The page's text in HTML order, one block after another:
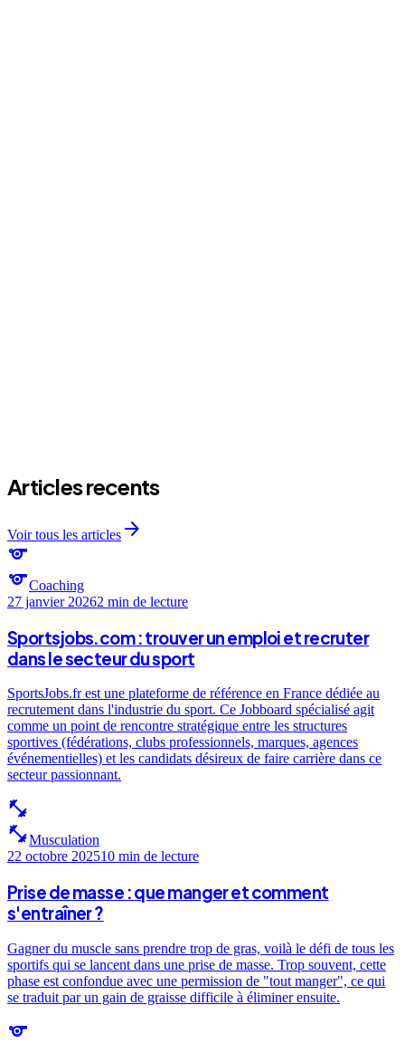
Articles recents
Voir tous les articles arrow_forward
sports
sportsCoaching
27 janvier 20262 min de lecture
Sportsjobs.com : trouver un emploi et recruter
dans le secteur du sport
SportsJobs.fr est une plateforme de référence en France dédiée au
recrutement dans l'industrie du sport. Ce Jobboard spécialisé agit
comme un point de rencontre stratégique entre les structures
sportives (fédérations, clubs professionnels, marques, agences
événementielles) et les candidats désireux de faire carrière dans ce
secteur passionnant.
fitness_center
fitness_centerMusculation
22 octobre 202510 min de lecture
Prise de masse : que manger et comment
s'entraîner ?
Gagner du muscle sans prendre trop de gras, voilà le défi de tous les
sportifs qui se lancent dans une prise de masse. Trop souvent, cette
phase est confondue avec une permission de "tout manger", ce qui
se traduit par un gain de graisse difficile à éliminer ensuite.
sports